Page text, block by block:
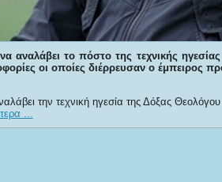
αναλάβει το πόστο της τεχνικής
οι οποίες διέρρευσαν ο έμπειρος
την τεχνική ηγεσία της Δόξας
...